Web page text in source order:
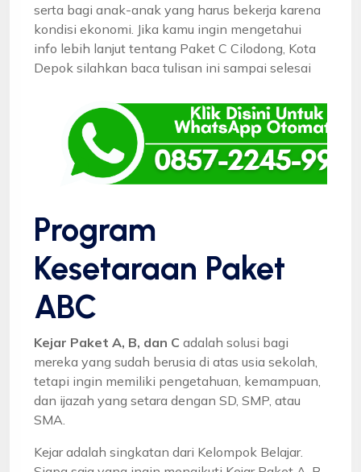
serta bagi anak-anak yang harus bekerja karena
kondisi ekonomi. Jika kamu ingin mengetahui
info lebih lanjut tentang Paket C Cilodong, Kota
Depok silahkan baca tulisan ini sampai selesai
Program
Kesetaraan Paket
ABC
Kejar Paket A, B, dan C adalah solusi bagi
mereka yang sudah berusia di atas usia sekolah,
tetapi ingin memiliki pengetahuan, kemampuan,
dan ijazah yang setara dengan SD, SMP, atau
SMA.
Kejar adalah singkatan dari Kelompok Belajar.